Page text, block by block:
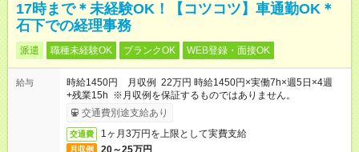
17時まで＊未経験OK！【コツコツ】車通勤OK＊
石下での経理事務
派遣 職種未経験OK ブランクOK WEB登録・面接OK
給与
時給1450円 月収例 22万円 時給1450円×実働7h×週5日×4週
+残業15h ※月収例を保証するものではありません。
交通費別途支給あり
交通費 1ヶ月3万円を上限として実費支給
月収例 20～25万円